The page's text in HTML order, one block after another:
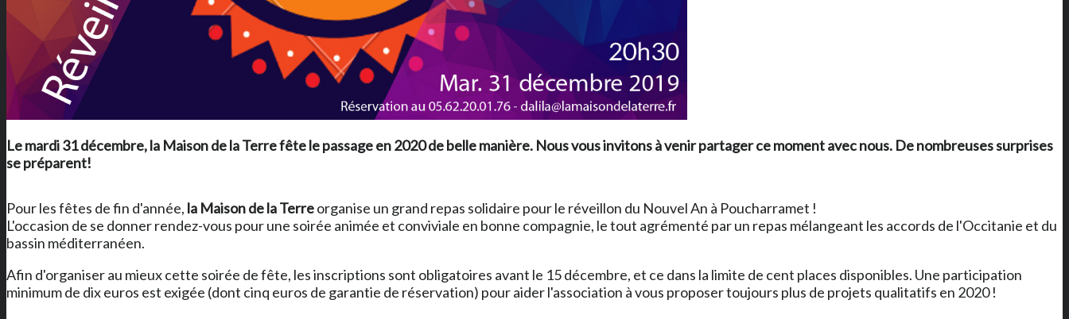
Le mardi 31 décembre,la Maison de la Terrefête le passage en 2020 de belle manière. Nous vous invitons à venir partager ce moment avec nous. De nombreuses surprises
se préparent!
Pour les fêtes de fin d'année, la Maison de la Terreorganise un grand repas solidaire pour le réveillon du Nouvel An à Poucharramet !
L'occasion de se donner rendez-vous pour une soirée animée et conviviale en bonne compagnie, le tout agrémenté par un repas mélangeant les accords de l'Occitanie et du
bassin méditerranéen.
Afin d'organiser au mieux cette soirée de fête, les inscriptions sont obligatoires avant le 15 décembre, et ce dans la limite de cent places disponibles. Une participation
minimum de dix euros est exigée (dont cinq euros de garantie de réservation) pour aider l'association à vous proposer toujours plus de projets qualitatifs en 2020 !